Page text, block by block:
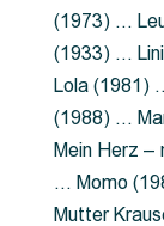
(1973) …
(1933) …
Lola (1981)
(1988) …
Mein Herz
… Momo
Mutter